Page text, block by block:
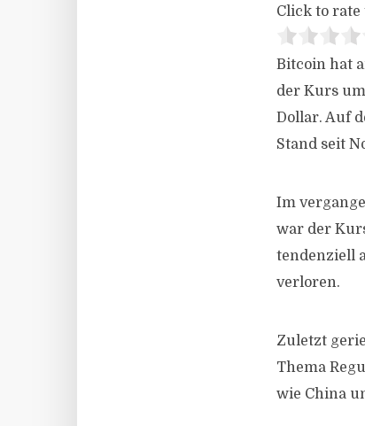
Click to rate
Bitcoin hat
der Kurs
Dollar. Auf
Stand seit
Im
war der
tendenziell
verloren.
Zuletzt
Thema
wie China